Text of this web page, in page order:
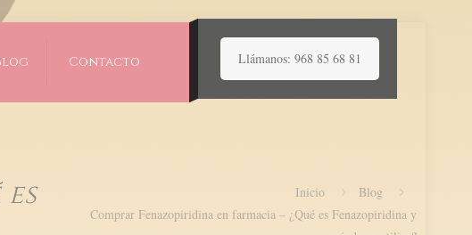
Contacto Llámanos: 968 85 68 81
Inicio
Blog
Comprar Fenazopiridina​ en farmacia – ¿Qué es Fenazopiridina y